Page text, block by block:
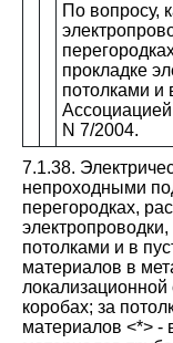
По вопросу,
прокладке
потолками и
N 7/2004.
7.1.38.
непроходными
перегородках,
потолками и в
материалов в
коробах; за
материалов <*> -